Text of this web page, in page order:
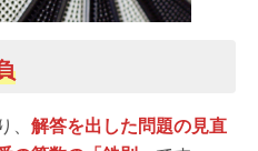
解答を出した問題の見直